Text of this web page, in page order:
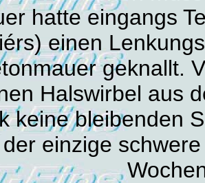
hatte eingangs
einen
geknallt.
Halswirbel aus
keine bleibenden
einzige